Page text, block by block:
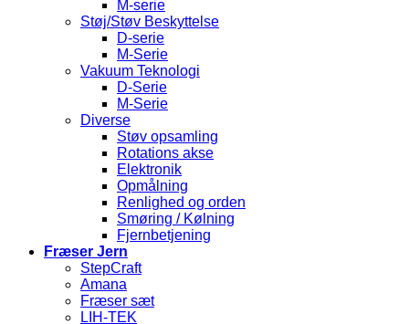
M-serie
Støj/Støv Beskyttelse
D-serie
M-Serie
Vakuum Teknologi
D-Serie
M-Serie
Diverse
Støv opsamling
Rotations akse
Elektronik
Opmålning
Renlighed og orden
Smøring / Kølning
Fjernbetjening
Fræser Jern
StepCraft
Amana
Fræser sæt
LIH-TEK